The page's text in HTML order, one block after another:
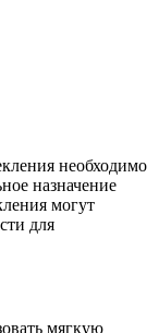
необходимо
назначение
могут
для
мягкую